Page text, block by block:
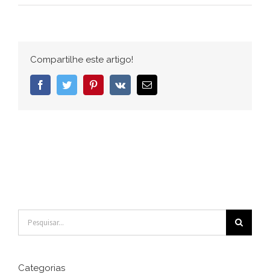
novas
Compartilhe este artigo!
FacebookTwitter PinterestVk
E-
mail
resultados
Categorias